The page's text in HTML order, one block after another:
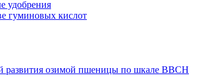
удобрения
гуминовых кислот
развития озимой пшеницы по шкале ВВСН